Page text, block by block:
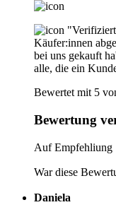
Käufer:innen
bei uns gekauft
alle, die ein
Bewertet mit 5
Bewertung
Auf Empfehliung
War diese
Daniela